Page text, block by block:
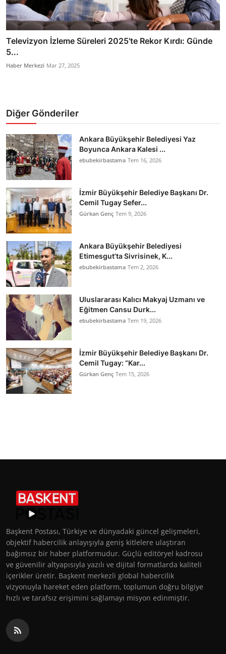
Televizyon İzleme Süreleri 2025'te Rekor Kırdı: Günde
5...
Haber Merkezi Mar 27, 2025
Diğer Gönderiler
Ankara Büyükşehir Belediyesi Yaz
Boyunca Ankara Kalesi ...
ebubekirbastama Tem 16, 2026
İzmir Büyükşehir Belediye Başkanı Dr.
Cemil Tugay Sefer...
Gürkan Genç Tem 9, 2026
Ankara Büyükşehir Belediyesi
Etimesgut’ta Sivrisinek, K...
ebubekirbastama Tem 2, 2026
Uluslararası Kalıcı Makyaj Uzmanı ve
Eğitmen Cansu Durk...
ebubekirbastama Tem 19, 2026
İzmir Büyükşehir Belediye Başkanı Dr.
Cemil Tugay: “Kar...
Gürkan Genç Tem 15, 2026
Başkent Postası, Türkiye ve dünyadaki güncel gelişmeleri,
objektif habercilik anlayışıyla geniş kitlelere ulaştıran
bağımsız bir haber platformudur. Güçlü editöryel kadrosu
ve güvenilir altyapısıyla yazılı ve dijital formatlarda kaliteli
içerikler üretir. Başkent merkezli global habercilik
vizyonuyla hareket eden platform, toplumun doğru bilgiye
hızlı ve tarafsız erişimini sağlamayı misyon edinmiştir.